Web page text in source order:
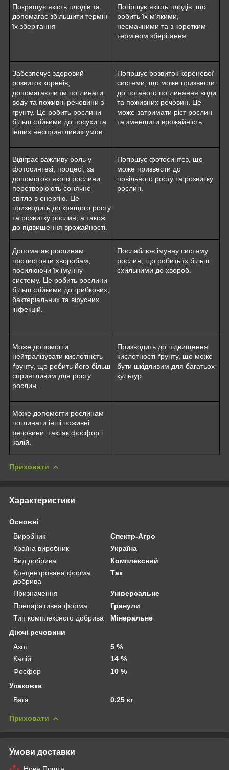
Покращує якість плодів та
допомагає збільшити термін
їх зберігання
Погіршує якість плодів, що
робить їх м’якими,
несмачними та з коротким
терміном зберігання.
Забезпечує здоровий
розвиток коренів,
допомагаючи їм поглинати
воду та поживні речовини з
грунту. Це робить рослини
більш стійкими до посухи та
інших несприятливих умов.
Погіршує розвиток кореневої
системи, що може призвести
до поганого поглинання води
та поживних речовин. Це
може затримати ріст рослин
та зменшити врожайність.
Відіграє важливу роль у
фотосинтезі, процесі, за
допомогою якого рослини
перетворюють сонячне
світло в енергію. Це
призводить до кращого росту
та розвитку рослин, а також
до підвищення врожайності.
Погіршує фотосинтез, що
може призвести до
повільного росту та розвитку
рослин.
Допомагає рослинам
протистояти хворобам,
посилюючи їх імунну
систему. Це робить рослини
більш стійкими до грибкових,
бактеріальних та вірусних
інфекцій.
Послаблює імунну систему
рослин, що робить їх більш
схильними до хвороб.
Може допомогти
нейтралізувати кислотність
ґрунту, що робить його більш
сприятливим для росту
рослин.
Призводить до підвищення
кислотності ґрунту, що може
бути шкідливим для багатьох
культур.
Може допомогти рослинам
поглинати інші поживні
речовини, такі як фосфор і
калій.
Приховати
Характеристики
Основні
Виробник
Спектр-Агро
Країна виробник
Україна
Вид добрива
Комплексний
Концентрована форма
добрива
Так
Призначення
Універсальне
Препаративна форма
Гранули
Тип комплексного добрива
Мінеральне
Діючі речовини
Азот
5 %
Калій
14 %
Фосфор
10 %
Упаковка
Вага
0.25 кг
Приховати
Умови доставки